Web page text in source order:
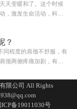
天变暖和了。这个时候
，激发生命活动，科学
？
同程度的肩颈不舒服，有
颈两侧疼痛加剧，有的
限公司 All Rights
ICP备19011030号